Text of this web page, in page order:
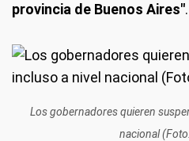
provincia de Buenos Aires".
Los gobernadores quieren
nacional